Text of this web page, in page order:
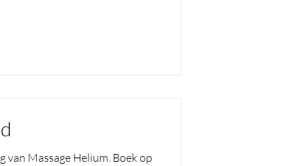
van Massage Helium. Boek op